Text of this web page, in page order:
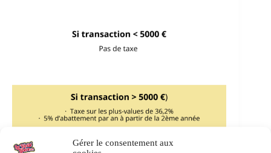
Gérer le consentement aux